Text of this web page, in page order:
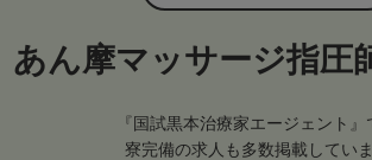
あん摩マッサージ指圧
『国試黒本治療家エージェント』
寮完備の求人も多数掲載していま